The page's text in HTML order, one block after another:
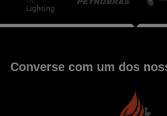
Converse com um dos